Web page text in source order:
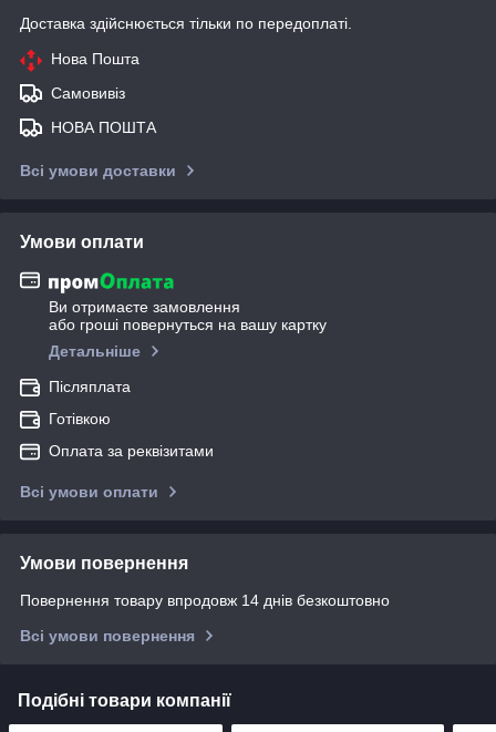
Доставка здійснюється тільки по передоплаті.
Нова Пошта
Самовивіз
НОВА ПОШТА
Всі умови доставки
Умови оплати
Ви отримаєте замовлення
або гроші повернуться на вашу картку
Детальніше
Післяплата
Готівкою
Оплата за реквізитами
Всі умови оплати
Умови повернення
Повернення товару впродовж 14 днів безкоштовно
Всі умови повернення
Подібні товари компанії